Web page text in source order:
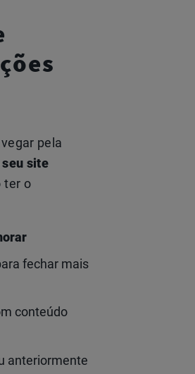
pela
site
ter o
fechar mais
conteúdo
anteriormente